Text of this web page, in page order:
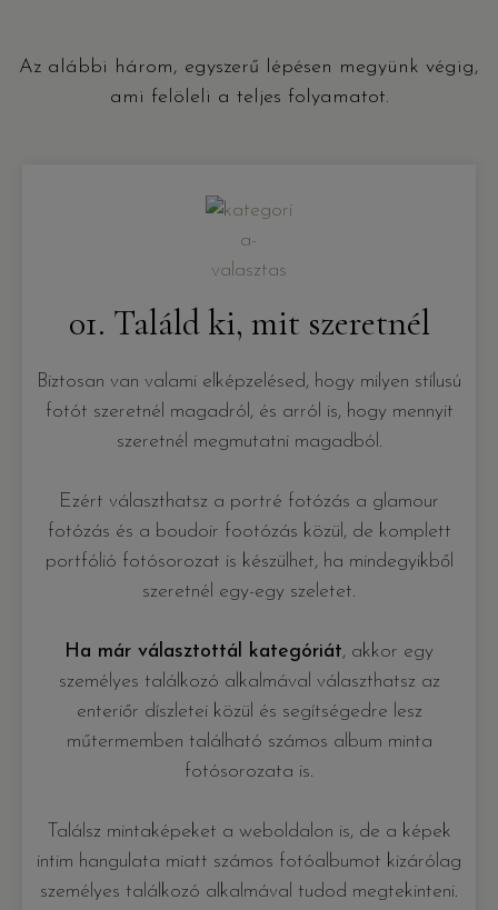
Az alábbi három, egyszerű lépésen megyünk végig,
ami felöleli a teljes folyamatot.
01. Találd ki, mit szeretnél
Biztosan van valami elképzelésed, hogy milyen stílusú
fotót szeretnél magadról, és arról is, hogy mennyit
szeretnél megmutatni magadból.
Ezért választhatsz a portré fotózás a glamour
fotózás és a boudoir footózás közül, de komplett
portfólió fotósorozat is készülhet, ha mindegyikből
szeretnél egy-egy szeletet.
Ha már választottál kategóriát, akkor egy
személyes találkozó alkalmával választhatsz az
enteriőr díszletei közül és segítségedre lesz
műtermemben található számos album minta
fotósorozata is.
Találsz mintaképeket a weboldalon is, de a képek
intim hangulata miatt számos fotóalbumot kizárólag
személyes találkozó alkalmával tudod megtekinteni.